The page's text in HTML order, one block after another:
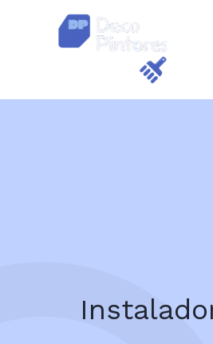
contenido